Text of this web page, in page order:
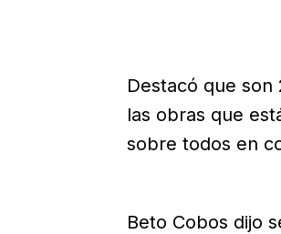
Destacó que
las obras que
sobre todos en
Beto Cobos dijo